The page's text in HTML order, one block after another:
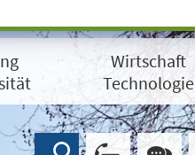
Wirtschaft
Technologie